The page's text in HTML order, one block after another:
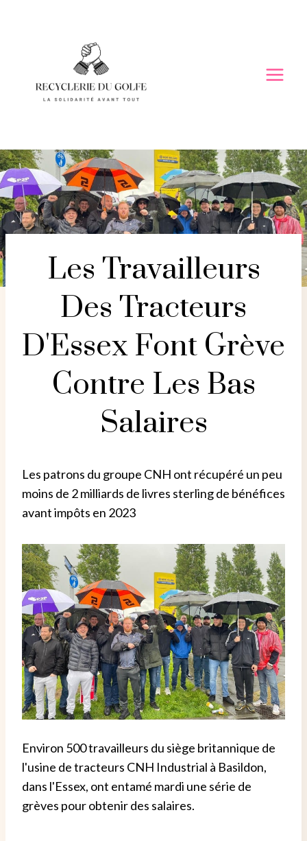
Les Travailleurs
Des Tracteurs
D'Essex Font Grève
Contre Les Bas
Salaires
Les patrons du groupe CNH ont récupéré un peu
moins de 2 milliards de livres sterling de bénéfices
avant impôts en 2023
Environ 500 travailleurs du siège britannique de
l'usine de tracteurs CNH Industrial à Basildon,
dans l'Essex, ont entamé mardi une série de
grèves pour obtenir des salaires.